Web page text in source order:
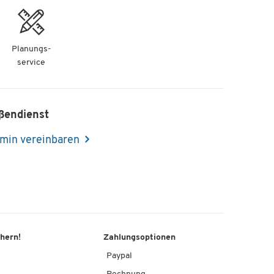
Planungs-
service
vereinbaren
Zahlungsoptionen
Paypal